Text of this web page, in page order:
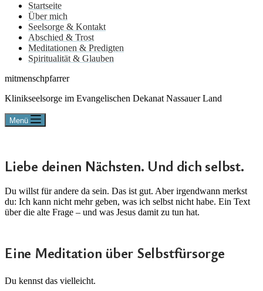
Startseite
Über mich
Seelsorge & Kontakt
Abschied & Trost
Meditationen & Predigten
Spiritualität & Glauben
mitmenschpfarrer
Klinikseelsorge im Evangelischen Dekanat Nassauer Land
Menü
Liebe deinen Nächsten. Und dich selbst.
Du willst für andere da sein. Das ist gut. Aber irgendwann merkst
du: Ich kann nicht mehr geben, was ich selbst nicht habe. Ein Text
über die alte Frage – und was Jesus damit zu tun hat.
Eine Meditation über Selbstfürsorge
Du kennst das vielleicht.